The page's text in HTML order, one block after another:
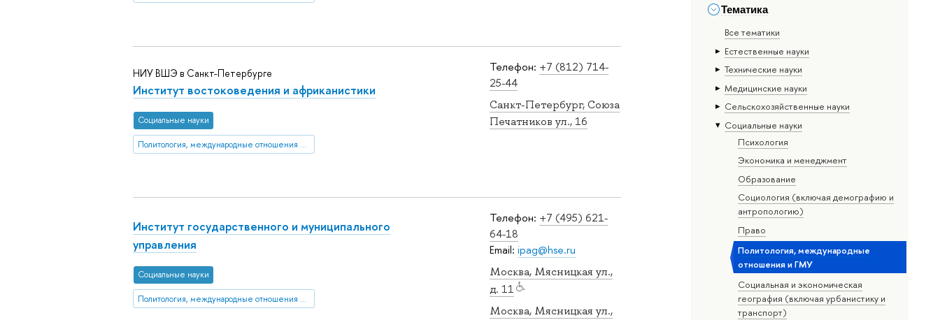
Тематика
Все тематики
Естественные науки
Тех­ничес­кие науки
Медицинские науки
Сельскохозяйственные науки
Социальные науки
Психология
Экономика и менеджмент
Образование
Социология (включая демографию и
антропологию)
Право
Политология, международные
отношения и ГМУ
Социальная и экономическая
география (включая урбанистику и
транспорт)
Телефон: +7 (812) 714-
25-44
Санкт-Петербург, Союза
Печатников ул., 16
НИУ ВШЭ в Санкт-Петербурге
Институт востоковедения и африканистики
Социальные науки
Политология, международные отношения и ГМУ
Телефон: +7 (495) 621-
64-18
Email: ipag@hse.ru
Москва, Мясницкая ул.,
д. 11
Москва, Мясницкая ул.,
Институт государственного и муниципального
управления
Социальные науки
Политология, международные отношения и ГМУ